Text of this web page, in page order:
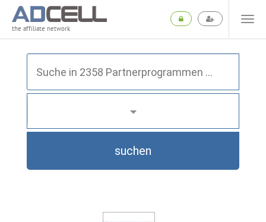
the affiliate network
suchen